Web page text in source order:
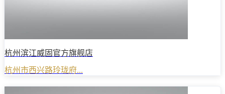
杭州滨江威固官方旗舰店
杭州市西兴路玲珑府...